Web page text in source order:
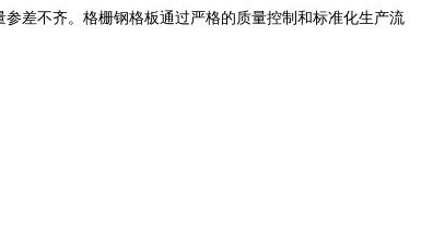
差不齐。格栅钢格板通过严格的质量控制和标准化生产流